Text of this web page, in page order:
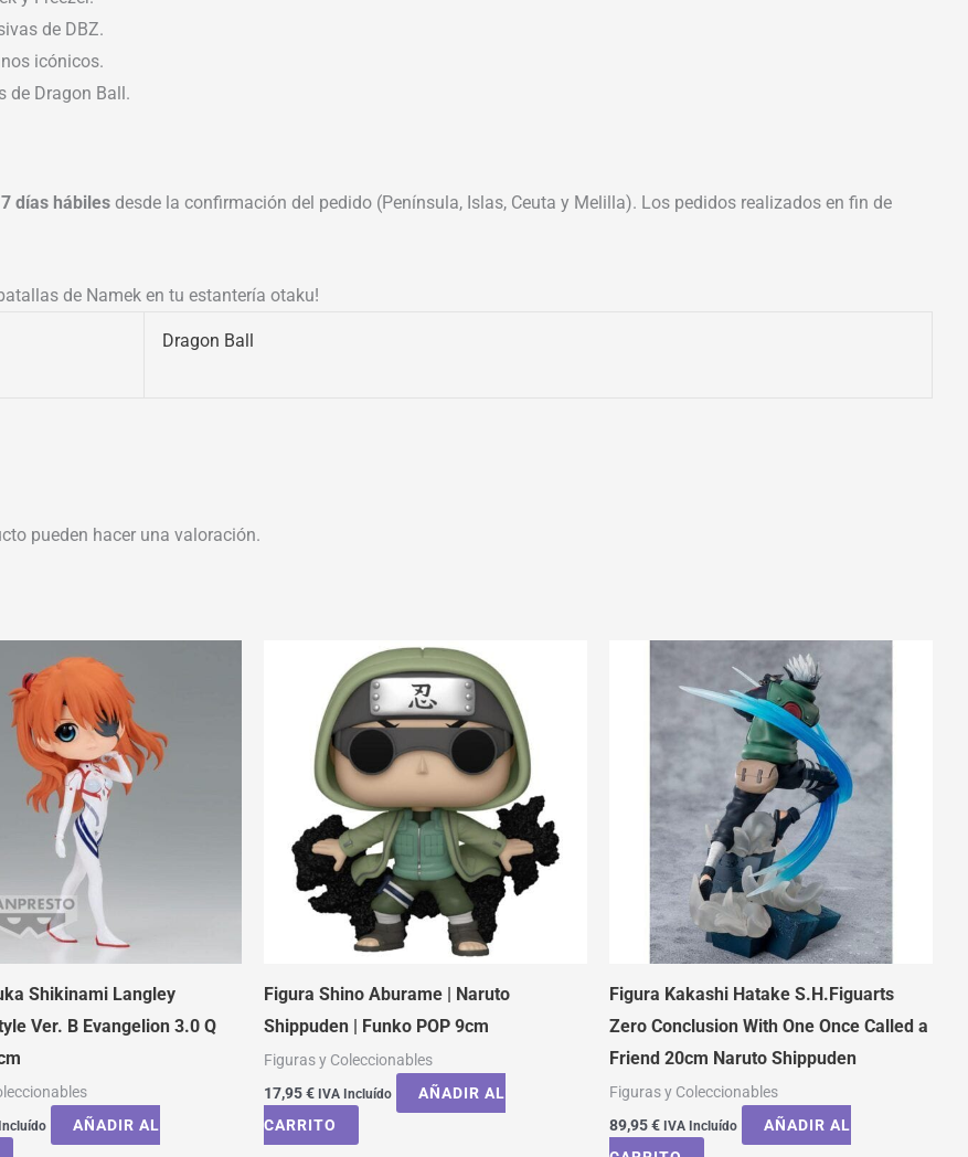
de DBZ.
icónicos.
de Dragon Ball.
días hábiles desde la confirmación del pedido (Península, Islas, Ceuta y Melilla). Los pedidos realizados en fin de
de Namek en tu estantería otaku!
Dragon Ball
pueden hacer una valoración.
Shikinami Langley
Ver. B Evangelion 3.0 Q
AÑADIR AL
Figura Shino Aburame | Naruto
Shippuden | Funko POP 9cm
Figuras y Coleccionables
17,95€ IVA Incluído
AÑADIR AL
CARRITO
Figura Kakashi Hatake S.H.Figuarts
Zero Conclusion With One Once Called a
Friend 20cm Naruto Shippuden
Figuras y Coleccionables
89,95€ IVA Incluído
AÑADIR AL